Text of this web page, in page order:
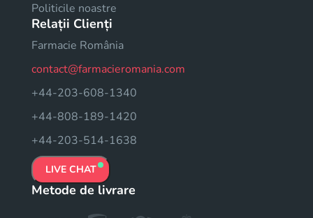
Politicile noastre
Relații Clienți
Farmacie România
contact@farmacieromania.com
+44-203-608-1340
+44-808-189-1420
+44-203-514-1638
LIVE CHAT
Metode de livrare